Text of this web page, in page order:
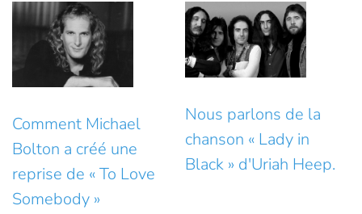
Comment Michael
Bolton a créé une
reprise de « To Love
Somebody »
Nous parlons de la
chanson « Lady in
Black » d'Uriah Heep.